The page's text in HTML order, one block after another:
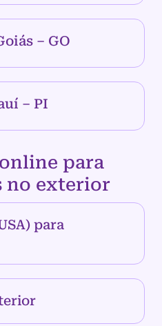
– GO
– PI
para
no exterior
para